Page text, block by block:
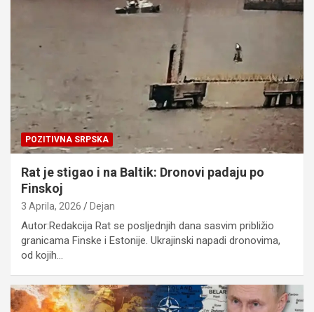
POZITIVNA SRPSKA
Rat je stigao i na Baltik: Dronovi padaju po
Finskoj
3 Aprila, 2026 Dejan
Autor:Redakcija Rat se posljednjih dana sasvim približio
granicama Finske i Estonije. Ukrajinski napadi dronovima,
od kojih…